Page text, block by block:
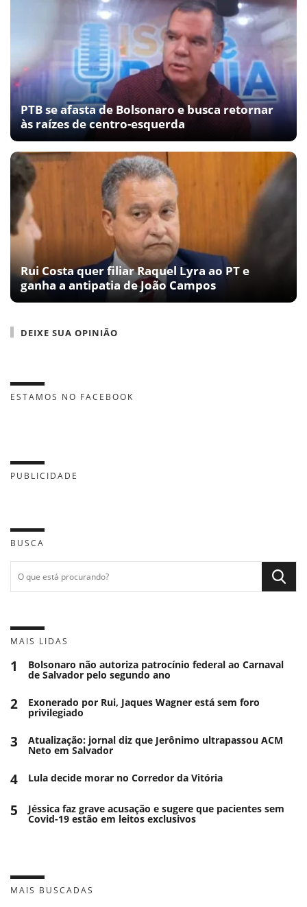
PTB se afasta de Bolsonaro e busca retornar
às raízes de centro-esquerda
Rui Costa quer filiar Raquel Lyra ao PT e
ganha a antipatia de João Campos
DEIXE SUA OPINIÃO
ESTAMOS NO FACEBOOK
PUBLICIDADE
BUSCA
MAIS LIDAS
1 Bolsonaro não autoriza patrocínio federal ao Carnaval
de Salvador pelo segundo ano
2 Exonerado por Rui, Jaques Wagner está sem foro
privilegiado
3 Atualização: jornal diz que Jerônimo ultrapassou ACM
Neto em Salvador
4 Lula decide morar no Corredor da Vitória
5 Jéssica faz grave acusação e sugere que pacientes sem
Covid-19 estão em leitos exclusivos
MAIS BUSCADAS